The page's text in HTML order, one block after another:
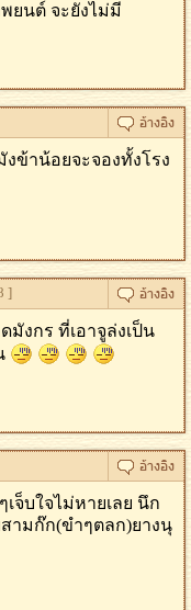
ยนต์ จะยังไม่มี
ข้าน้อยจะจองทั้งโรง
]
มังกร ที่เอาจูล่งเป็น
จ็บใจไม่หายเลย นึก
ามก๊ก(ขำๆตลก)ยางนุ